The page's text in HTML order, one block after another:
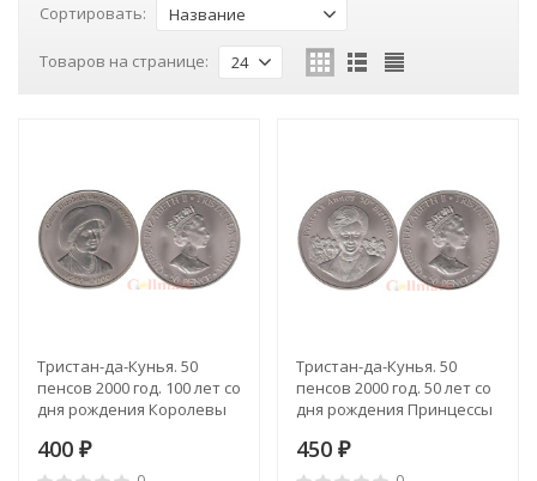
Сортировать: Название
Товаров на странице: 24
Тристан-да-Кунья. 50
пенсов 2000 год. 100 лет со
дня рождения Королевы
400 ₽
Тристан-да-Кунья. 50
пенсов 2000 год. 50 лет со
дня рождения Принцессы
450 ₽